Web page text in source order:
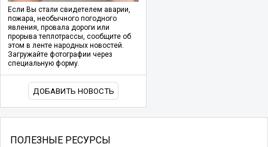
Если Вы стали свидетелем аварии,
пожара, необычного погодного
явления, провала дороги или
прорыва теплотрассы, сообщите об
этом в ленте народных новостей.
Загружайте фотографии через
специальную форму.
ДОБАВИТЬ НОВОСТЬ
ПОЛЕЗНЫЕ РЕСУРСЫ